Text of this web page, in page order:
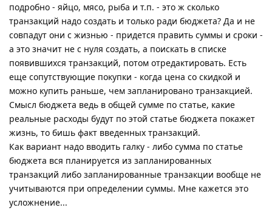
подробно - яйцо, мясо, рыба и т.п. - это ж сколько
транзакций надо создать и только ради бюджета? Да и не
совпадут они с жизнью - придется править суммы и сроки -
а это значит не с нуля создать, а поискать в списке
появившихся транзакций, потом отредактировать. Есть
еще сопутствующие покупки - когда цена со скидкой и
можно купить раньше, чем запланировано транзакцией.
Смысл бюджета ведь в общей сумме по статье, какие
реальные расходы будут по этой статье бюджета покажет
жизнь, то бишь факт введенных транзакций.
Как вариант надо вводить галку - либо сумма по статье
бюджета вся планируется из запланированных
транзакций либо запланированные транзакции вообще не
учитываются при определении суммы. Мне кажется это
усложнение...